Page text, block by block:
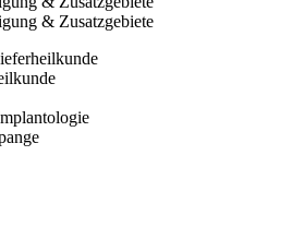
& Zusatzgebiete